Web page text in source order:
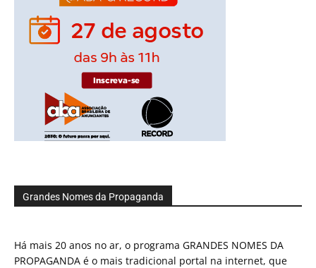
Grandes Nomes da Propaganda
Há mais 20 anos no ar, o programa GRANDES NOMES DA
PROPAGANDA é o mais tradicional portal na internet, que